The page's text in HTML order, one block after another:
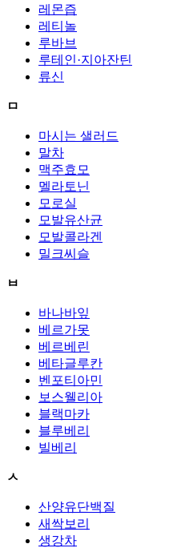
레몬즙
레티놀
루바브
루테인·지아잔틴
류신
ㅁ
마시는 샐러드
말차
맥주효모
멜라토닌
모로실
모발유산균
모발콜라겐
밀크씨슬
ㅂ
바나바잎
베르가못
베르베린
베타글루칸
벤포티아민
보스웰리아
블랙마카
블루베리
빌베리
ㅅ
산양유단백질
새싹보리
생강차